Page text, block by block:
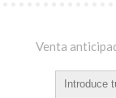
Venta